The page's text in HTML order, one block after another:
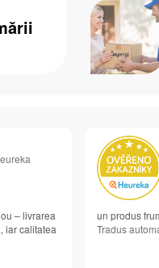
– livrarea
iar calitatea
un produs
Tradus